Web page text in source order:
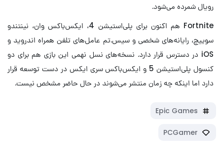
رویال شمرده می‌شود.
Fortnite هم اکنون برای پلی‌استیشن 4، ایکس‌باکس وان، نینتندو
سوییچ، رایانه‌های شخصی و سیس.تم عامل‌های تلفن همراه اندروید و
iOS در دسترس قرار دارد. نسخه‌های نسل نهمی این بازی هم برای دو
کنسول پلی‌استیشن 5 و ایکس‌باکس سری ایکس در دست توسعه قرار
دارد اما اینکه چه زمان منتشر می‌شوند در حال حاضر مشخص نیست.
Epic Games
PCGamer